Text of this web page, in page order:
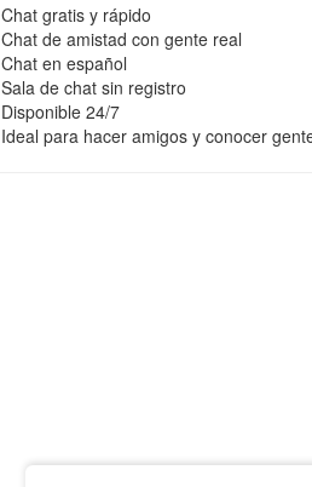
Chat gratis y rápido
Chat de amistad con gente real
Chat en español
Sala de chat sin registro
Disponible 24/7
Ideal para hacer amigos y conocer